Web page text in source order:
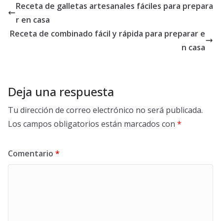
Receta de galletas artesanales fáciles para prepara
r en casa
Receta de combinado fácil y rápida para preparar e
n casa
Deja una respuesta
Tu dirección de correo electrónico no será publicada.
Los campos obligatorios están marcados con *
Comentario *